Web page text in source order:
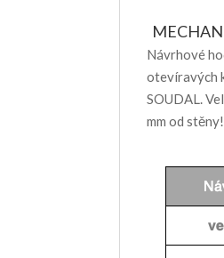
Návrhové
otevíravých
SOUDAL.
mm od stěny!